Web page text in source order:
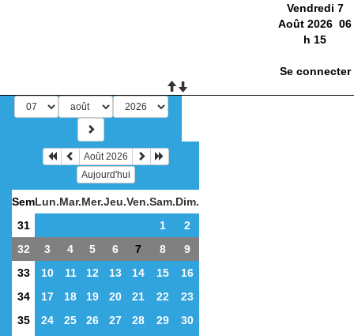
Vendredi 7
Août 2026 06
h 15
Se connecter
Août 2026
Aujourd'hui
SemLun.Mar.Mer.Jeu.Ven.Sam.Dim.
31
1
2
32
3 4 5 6 7 8
9
33
10 11 12 13 14 15
16
34
17 18 19 20 21 22
23
35
24 25 26 27 28 29
30